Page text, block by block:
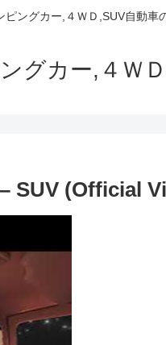
ピングカー,４ＷＤ,SUV自動車
グカー,４Ｗ
SUV (Official